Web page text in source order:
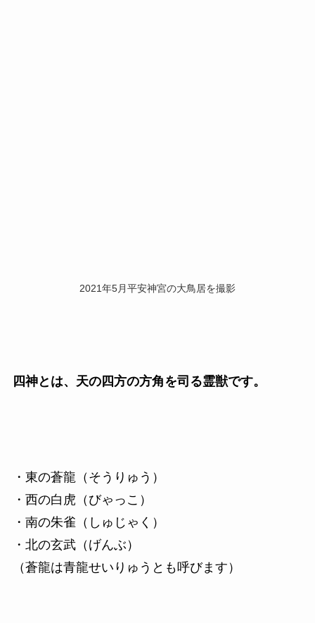
2021年5月平安神宮の大鳥居を撮影
四神とは、天の四方の方角を司る霊獣です。
・東の蒼龍（そうりゅう）
・西の白虎（びゃっこ）
・南の朱雀（しゅじゃく）
・北の玄武（げんぶ）
（蒼龍は青龍せいりゅうとも呼びます）